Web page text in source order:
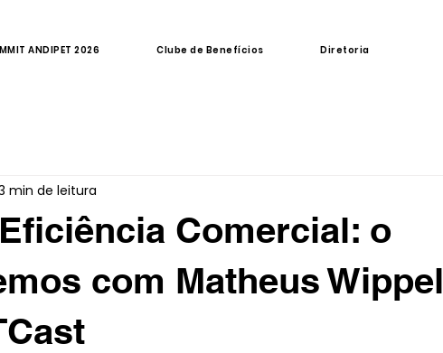
ANDIPET 2026 Clube de Benefícios Diretoria
Comercial: o
com Matheus Wippel
min de leitura